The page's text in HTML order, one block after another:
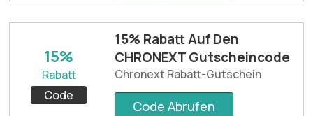
15%
Rabatt
Code
15% Rabatt Auf Den
CHRONEXT Gutscheincode
Chronext Rabatt-Gutschein
Code Abrufen